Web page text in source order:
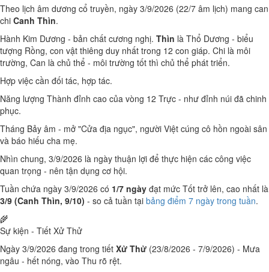
Theo lịch âm dương cổ truyền, ngày 3/9/2026 (22/7 âm lịch) mang can
chi Canh Thìn.
Hành Kim Dương - bản chất cương nghị. Thìn là Thổ Dương - biểu
tượng Rồng, con vật thiêng duy nhất trong 12 con giáp. Chi là môi
trường, Can là chủ thể - môi trường tốt thì chủ thể phát triển.
Hợp việc cần đối tác, hợp tác.
Năng lượng Thành đỉnh cao của vòng 12 Trực - như đỉnh núi đã chinh
phục.
Tháng Bảy âm - mở "Cửa địa ngục", người Việt cúng cô hồn ngoài sân
và báo hiếu cha mẹ.
Nhìn chung, 3/9/2026 là ngày thuận lợi để thực hiện các công việc
quan trọng - nên tận dụng cơ hội.
Tuần chứa ngày 3/9/2026 có 1/7 ngày đạt mức Tốt trở lên, cao nhất là
3/9 (Canh Thìn, 9/10) - so cả tuần tại bảng điểm 7 ngày trong tuần.
🌾
Sự kiện - Tiết Xử Thử
Ngày 3/9/2026 đang trong tiết Xử Thử (23/8/2026 - 7/9/2026) - Mưa
ngâu - hết nóng, vào Thu rõ rệt.